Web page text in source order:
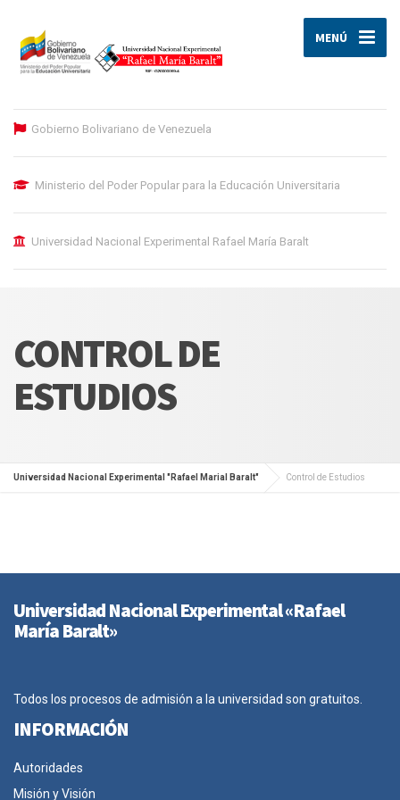
MENÚ
Gobierno Bolivariano de Venezuela
Ministerio del Poder Popular para la Educación Universitaria
Universidad Nacional Experimental Rafael María Baralt
CONTROL DE
ESTUDIOS
Universidad Nacional Experimental "Rafael Marial Baralt" Control de Estudios
Universidad Nacional Experimental «Rafael
María Baralt»
Todos los procesos de admisión a la universidad son gratuitos.
INFORMACIÓN
Autoridades
Misión y Visión